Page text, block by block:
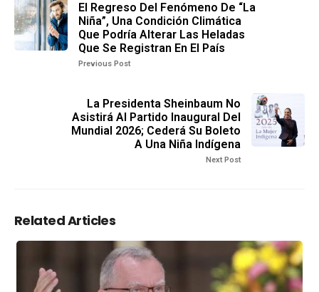
El Regreso Del Fenómeno De “La
Niña”, Una Condición Climática
Que Podría Alterar Las Heladas
Que Se Registran En El País
Previous Post
La Presidenta Sheinbaum No
Asistirá Al Partido Inaugural Del
Mundial 2026; Cederá Su Boleto
A Una Niña Indígena
Next Post
Related Articles